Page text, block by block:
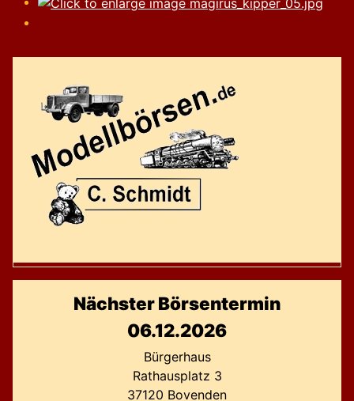
Nächster Börsentermin
06.12.2026
Bürgerhaus
Rathausplatz 3
37120 Bovenden